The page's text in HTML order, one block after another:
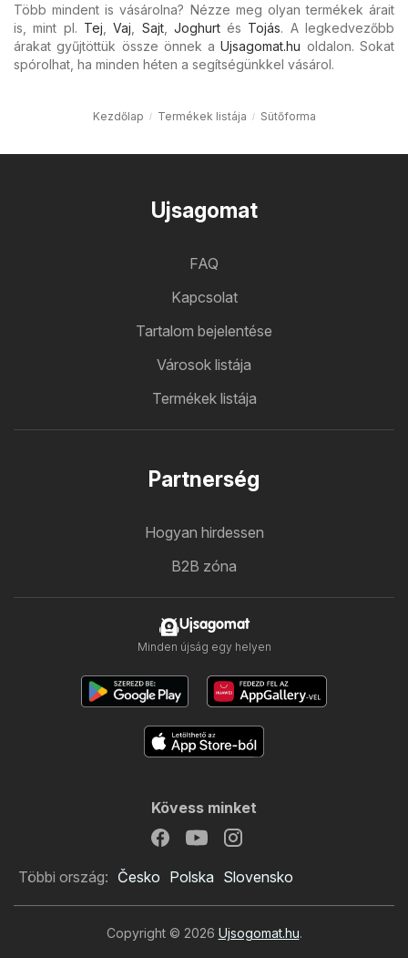
Több mindent is vásárolna? Nézze meg olyan termékek árait
is, mint pl. Tej ,Vaj Sajt, Joghurtés Tojás. A legkedvezőbb
árakat gyűjtöttük össze önnek aUjsagomat.hu oldalon. Sokat
spórolhat, ha minden héten a segítségünkkel vásárol.
Kezdőlap Termékek listája Sütőforma
Ujsagomat
FAQ
Kapcsolat
Tartalom bejelentése
Városok listája
Termékek listája
Partnerség
Hogyan hirdessen
B2B zóna
Ujsagomat
Minden újság egy helyen
Kövess minket
Többi ország: Česko Polska Slovensko
Copyright © 2026 Ujsogomat.hu.